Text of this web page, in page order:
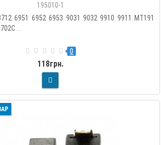
195010-1
6951 6952 6953 9031 9032 9910 9911 MT191
..
0
118грн.